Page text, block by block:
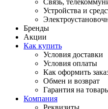
Устройства и
Бренды
Акции
Как купить
Условия доставки
Условия оплаты
Как оформить
Обмен и возврат
Гарантия на
Компания
Реквизиты